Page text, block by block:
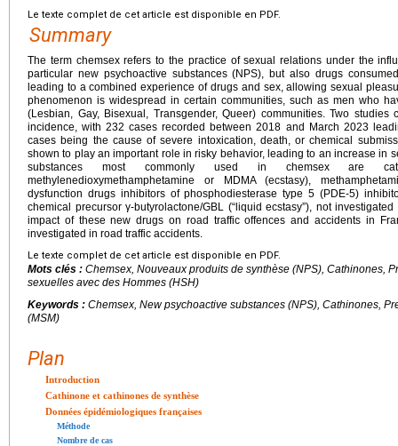
Le texte complet de cet article est disponible en PDF.
Summary
The term chemsex refers to the practice of sexual relations under the
particular new psychoactive substances (NPS), but also drugs
leading to a combined experience of drugs and sex, allowing sexual
phenomenon is widespread in certain communities, such as men who
(Lesbian, Gay, Bisexual, Transgender, Queer) communities. Two
incidence, with 232 cases recorded between 2018 and March 2023
cases being the cause of severe intoxication, death, or chemical
shown to play an important role in risky behavior, leading to an increase in
substances most commonly used in chemsex are
methylenedioxymethamphetamine or MDMA (ecstasy),
dysfunction drugs inhibitors of phosphodiesterase type 5 (PDE-5)
chemical precursor γ-butyrolactone/GBL (“liquid ecstasy”), not
impact of these new drugs on road traffic offences and accidents in
investigated in road traffic accidents.
Le texte complet de cet article est disponible en PDF.
Mots clés : Chemsex, Nouveaux produits de synthèse (NPS), Cathinones,
sexuelles avec des Hommes (HSH)
Keywords : Chemsex, New psychoactive substances (NPS), Cathinones,
(MSM)
Plan
Introduction
Cathinone et cathinones de synthèse
Données épidémiologiques françaises
Méthode
Nombre de cas